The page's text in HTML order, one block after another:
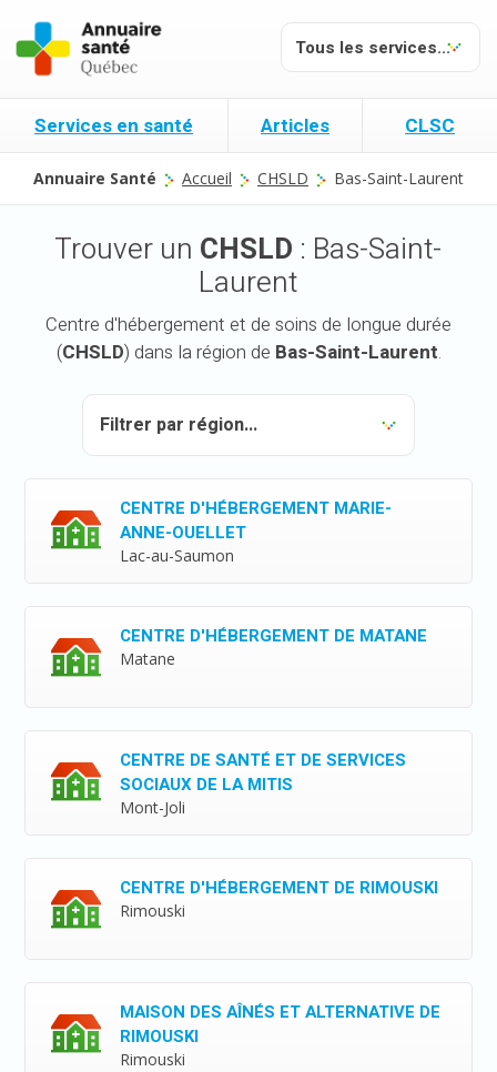
Services en santé Articles CLSC
Annuaire Santé Accueil CHSLD Bas-Saint-Laurent
Trouver un CHSLD : Bas-Saint-
Laurent
Centre d'hébergement et de soins de longue durée
(CHSLD) dans la région de Bas-Saint-Laurent.
CENTRE D'HÉBERGEMENT MARIE-
ANNE-OUELLET
Lac-au-Saumon
CENTRE D'HÉBERGEMENT DE MATANE
Matane
CENTRE DE SANTÉ ET DE SERVICES
SOCIAUX DE LA MITIS
Mont-Joli
CENTRE D'HÉBERGEMENT DE RIMOUSKI
Rimouski
MAISON DES AÎNÉS ET ALTERNATIVE DE
RIMOUSKI
Rimouski